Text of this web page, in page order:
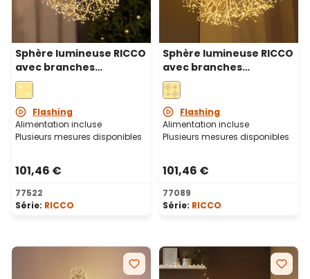
Sphère lumineuse RICCO
avec branches
Champagne, Ø 60 cm,
1200 microled blanc
chaud et blanc froid,
intérieur
Flashing
Alimentation incluse
Plusieurs mesures disponibles
101,46 €
77522
Série: RICCO
Sphère lumineuse RICCO
avec branches
blanches, Ø 60 cm, 1200
microled blanc chaud,
intérieur
Flashing
Alimentation incluse
Plusieurs mesures disponibles
101,46 €
77089
Série: RICCO